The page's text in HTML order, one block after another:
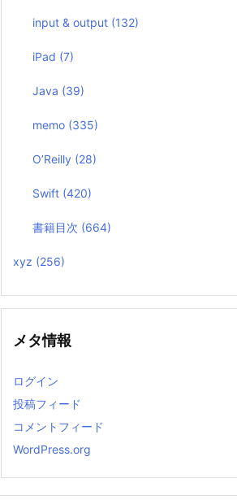
input & output (132)
iPad (7)
Java (39)
memo (335)
O’Reilly (28)
Swift (420)
書籍目次 (664)
xyz (256)
メタ情報
ログイン
投稿フィード
コメントフィード
WordPress.org